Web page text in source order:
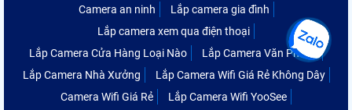
Camera an ninh
Lắp camera gia đình
Lắp camera xem qua điện thoại
Lắp Camera Cửa Hàng Loại Nào
Lắp Camera Văn Phòng
Lắp Camera Nhà Xưởng
Lắp Camera Wifi Giá Rẻ Không Dây
Camera Wifi Giá Rẻ
Lắp Camera Wifi YooSee